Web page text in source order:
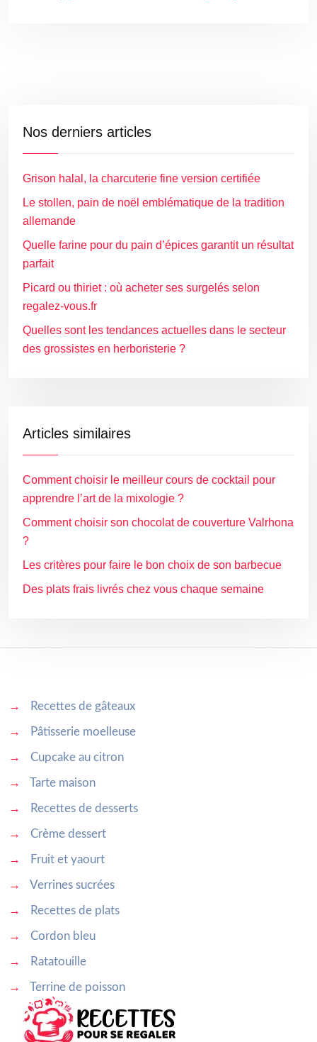
Nos derniers articles
Grison halal, la charcuterie fine version certifiée
Le stollen, pain de noël emblématique de la tradition
allemande
Quelle farine pour du pain d’épices garantit un résultat
parfait
Picard ou thiriet : où acheter ses surgelés selon
regalez-vous.fr
Quelles sont les tendances actuelles dans le secteur
des grossistes en herboristerie ?
Articles similaires
Comment choisir le meilleur cours de cocktail pour
apprendre l’art de la mixologie ?
Comment choisir son chocolat de couverture Valrhona
?
Les critères pour faire le bon choix de son barbecue
Des plats frais livrés chez vous chaque semaine
→ Recettes de gâteaux
→ Pâtisserie moelleuse
→ Cupcake au citron
→ Tarte maison
→ Recettes de desserts
→ Crème dessert
→ Fruit et yaourt
→ Verrines sucrées
→ Recettes de plats
→ Cordon bleu
→ Ratatouille
→ Terrine de poisson